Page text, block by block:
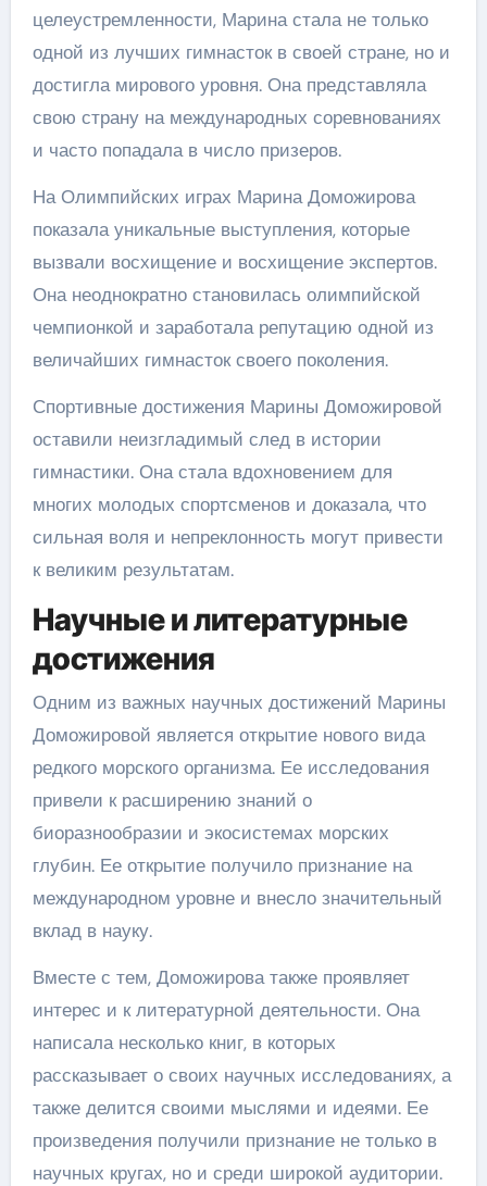
целеустремленности, Марина стала не только
одной из лучших гимнасток в своей стране, но и
достигла мирового уровня. Она представляла
свою страну на международных соревнованиях
и часто попадала в число призеров.
На Олимпийских играх Марина Доможирова
показала уникальные выступления, которые
вызвали восхищение и восхищение экспертов.
Она неоднократно становилась олимпийской
чемпионкой и заработала репутацию одной из
величайших гимнасток своего поколения.
Спортивные достижения Марины Доможировой
оставили неизгладимый след в истории
гимнастики. Она стала вдохновением для
многих молодых спортсменов и доказала, что
сильная воля и непреклонность могут привести
к великим результатам.
Научные и литературные
достижения
Одним из важных научных достижений Марины
Доможировой является открытие нового вида
редкого морского организма. Ее исследования
привели к расширению знаний о
биоразнообразии и экосистемах морских
глубин. Ее открытие получило признание на
международном уровне и внесло значительный
вклад в науку.
Вместе с тем, Доможирова также проявляет
интерес и к литературной деятельности. Она
написала несколько книг, в которых
рассказывает о своих научных исследованиях, а
также делится своими мыслями и идеями. Ее
произведения получили признание не только в
научных кругах, но и среди широкой аудитории.